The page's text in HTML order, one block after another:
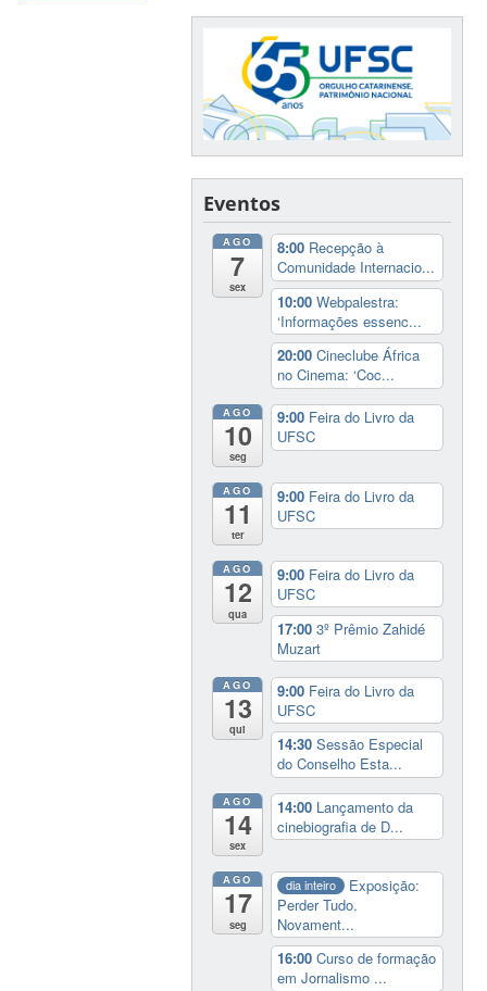
Eventos
AGO
7
sex
8:00 Recepção à
Comunidade Internacio...
10:00Webpalestra:
‘Informações essenc...
20:00Cineclube África
no Cinema: ‘Coc...
AGO
10
seg
9:00 Feira do Livro da
UFSC
AGO
11
ter
9:00 Feira do Livro da
UFSC
AGO
12
qua
9:00 Feira do Livro da
UFSC
17:003º Prêmio Zahidé
Muzart
AGO
13
qui
9:00 Feira do Livro da
UFSC
14:30Sessão Especial
do Conselho Esta...
AGO
14
sex
14:00 Lançamento da
cinebiografia de D...
AGO
17
seg
dia inteiro
Exposição:
Perder Tudo.
Novament...
16:00Curso de formação
em Jornalismo ...